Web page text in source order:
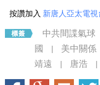
按讚加入 新唐人亞太電視
中共間諜氣球
國
美中關係
靖遠
唐浩